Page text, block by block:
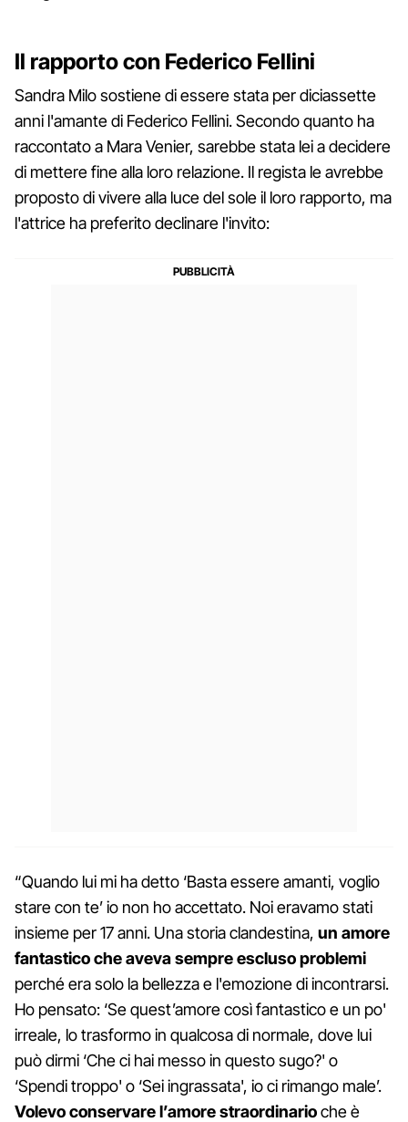
Il rapporto con Federico Fellini
Sandra Milo sostiene di essere stata per diciassette
anni l'amante di Federico Fellini. Secondo quanto ha
raccontato a Mara Venier, sarebbe stata lei a decidere
di mettere fine alla loro relazione. Il regista le avrebbe
proposto di vivere alla luce del sole il loro rapporto, ma
l'attrice ha preferito declinare l'invito:
“Quando lui mi ha detto ‘Basta essere amanti, voglio
stare con te’ io non ho accettato. Noi eravamo stati
insieme per 17 anni. Una storia clandestina, un amore
fantastico che aveva sempre escluso problemi
perché era solo la bellezza e l'emozione di incontrarsi.
Ho pensato: ‘Se quest’amore così fantastico e un po'
irreale, lo trasformo in qualcosa di normale, dove lui
può dirmi ‘Che ci hai messo in questo sugo?' o
‘Spendi troppo' o ‘Sei ingrassata', io ci rimango male’.
Volevo conservare l’amore straordinarioche è